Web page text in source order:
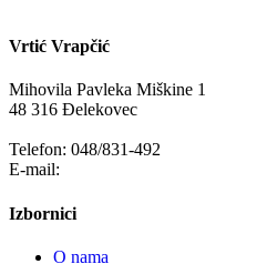
Vrtić Vrapčić
Mihovila Pavleka Miškine 1
48 316 Đelekovec
Telefon: 048/831-492
E-mail:
Izbornici
O nama